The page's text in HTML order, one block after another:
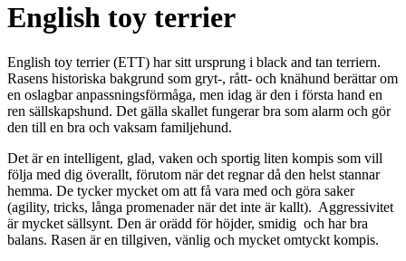
English toy terrier
English toy terrier (ETT) har sitt ursprung i black and tan terriern.
Rasens historiska bakgrund som gryt-, rått- och knähund berättar om
en oslagbar anpassningsförmåga, men idag är den i första hand en
ren sällskapshund. Det gälla skallet fungerar bra som alarm och gör
den till en bra och vaksam familjehund.
Det är en intelligent, glad, vaken och sportig liten kompis som vill
följa med dig överallt, förutom när det regnar då den helst stannar
hemma. De tycker mycket om att få vara med och göra saker
(agility, tricks, långa promenader när det inte är kallt). Aggressivitet
är mycket sällsynt. Den är orädd för höjder, smidig och har bra
balans. Rasen är en tillgiven, vänlig och mycket omtyckt kompis.